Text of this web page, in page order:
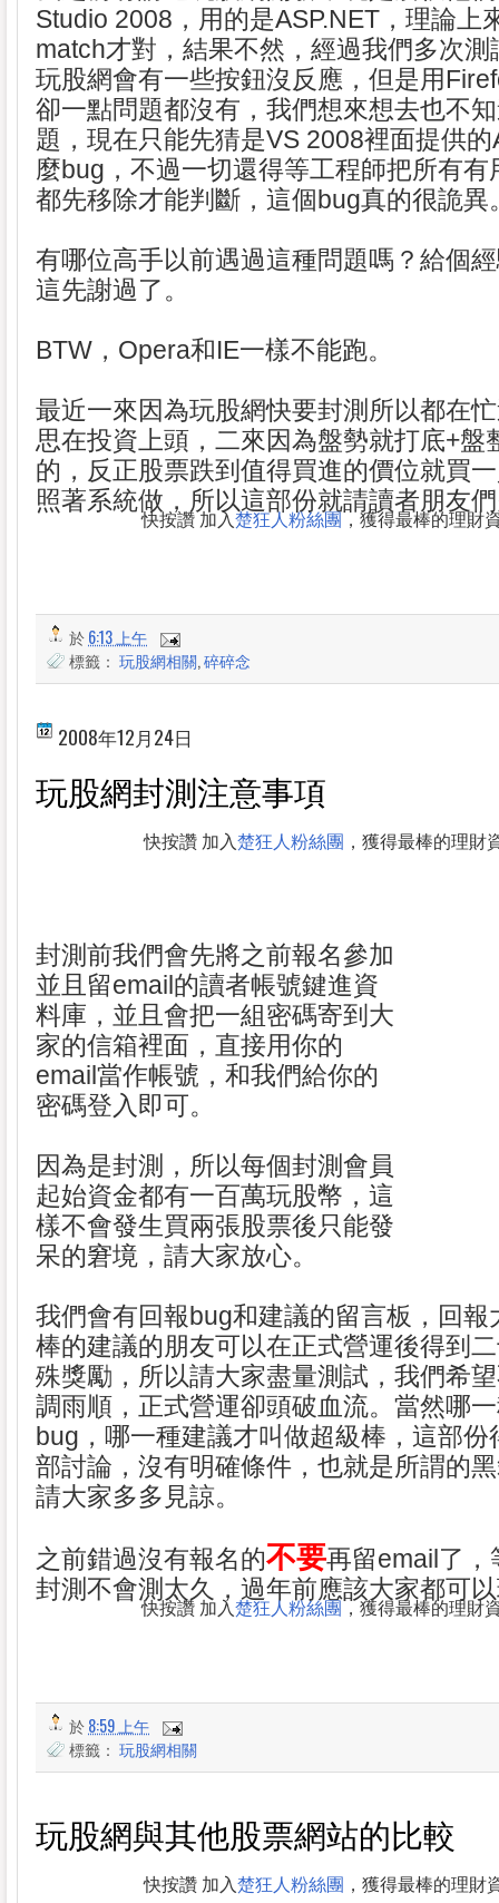
Studio 2008，用的是ASP.NET，理論上
match才對，結果不然，經過我們多次測
玩股網會有一些按鈕沒反應，但是用
卻一點問題都沒有，我們想來想去也不
題，現在只能先猜是VS 2008裡面提供
麼bug，不過一切還得等工程師把所有有
都先移除才能判斷，這個bug真的很詭異
有哪位高手以前遇過這種問題嗎？給個
這先謝過了。
BTW，Opera和IE一樣不能跑。
最近一來因為玩股網快要封測所以都在
思在投資上頭，二來因為盤勢就打底+盤
的，反正股票跌到值得買進的價位就買
照著系統做，所以這部份就請讀者朋友
快按讚 加入楚狂人粉絲團 ，獲得最棒的理財
於6:13 上午
標籤： 玩股網相關,碎碎念
2008年12月24日
玩股網封測注意事項
快按讚 加入楚狂人粉絲團 ，獲得最棒的理財
封測前我們會先將之前報名參加
並且留email的讀者帳號鍵進資
料庫，並且會把一組密碼寄到大
家的信箱裡面，直接用你的
email當作帳號，和我們給你的
密碼登入即可。
因為是封測，所以每個封測會員
起始資金都有一百萬玩股幣，這
樣不會發生買兩張股票後只能發
呆的窘境，請大家放心。
我們會有回報bug和建議的留言板，回報
棒的建議的朋友可以在正式營運後得到
殊獎勵，所以請大家盡量測試，我們希
調雨順，正式營運卻頭破血流。當然哪
bug，哪一種建議才叫做超級棒，這部份
部討論，沒有明確條件，也就是所謂的
請大家多多見諒。
之前錯過沒有報名的不要再留email了，
封測不會測太久，過年前應該大家都可
快按讚 加入楚狂人粉絲團 ，獲得最棒的理財
於8:59 上午
標籤： 玩股網相關
玩股網與其他股票網站的比較
快按讚 加入楚狂人粉絲團 ，獲得最棒的理財